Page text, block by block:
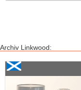
Archiv Linkwood:
Signatory Vintage,
Decanter